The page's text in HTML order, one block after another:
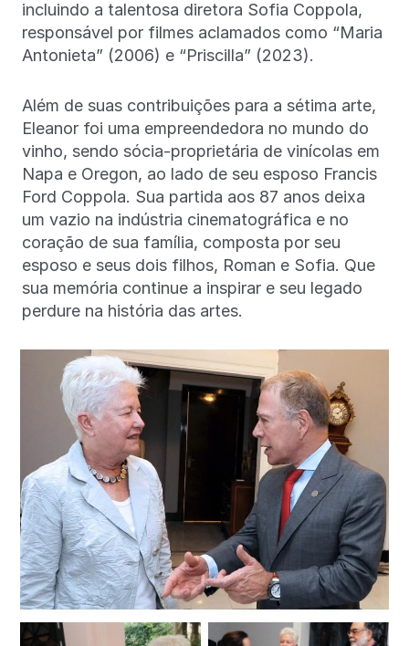
incluindo a talentosa diretora Sofia Coppola,
responsável por filmes aclamados como “Maria
Antonieta” (2006) e “Priscilla” (2023).
Além de suas contribuições para a sétima arte,
Eleanor foi uma empreendedora no mundo do
vinho, sendo sócia-proprietária de vinícolas em
Napa e Oregon, ao lado de seu esposo Francis
Ford Coppola. Sua partida aos 87 anos deixa
um vazio na indústria cinematográfica e no
coração de sua família, composta por seu
esposo e seus dois filhos, Roman e Sofia. Que
sua memória continue a inspirar e seu legado
perdure na história das artes.